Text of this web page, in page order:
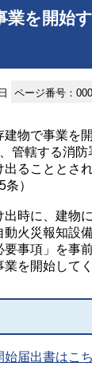
業を開始
ページ番号：
物で事業を開
管轄する消防
出ることとさ
）
時に、建物
動火災報知設
要事項」を事
を開始してく
始届出書はこ